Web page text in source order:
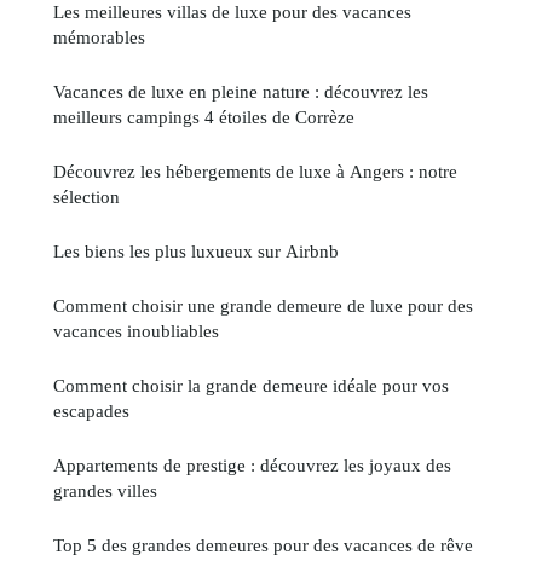
Les meilleures villas de luxe pour des vacances
mémorables
Vacances de luxe en pleine nature : découvrez les
meilleurs campings 4 étoiles de Corrèze
Découvrez les hébergements de luxe à Angers : notre
sélection
Les biens les plus luxueux sur Airbnb
Comment choisir une grande demeure de luxe pour des
vacances inoubliables
Comment choisir la grande demeure idéale pour vos
escapades
Appartements de prestige : découvrez les joyaux des
grandes villes
Top 5 des grandes demeures pour des vacances de rêve